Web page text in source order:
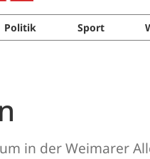
Politik Sport
in der Weimarer